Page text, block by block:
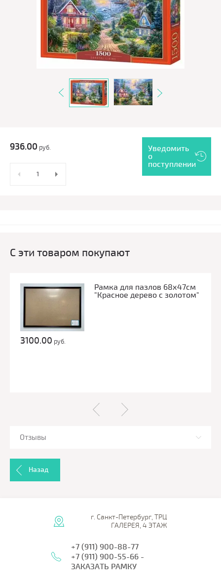
936.00 руб.
Уведомить
о
поступлении
С эти товаром покупают
Рамка для пазлов 68х47см
"Красное дерево с золотом"
3100.00 руб.
Отзывы
Назад
г. Санкт-Петербург, ТРЦ
ГАЛЕРЕЯ, 4 ЭТАЖ
+7 (911) 900-88-77
+7 (911) 900-55-66 -
ЗАКАЗАТЬ РАМКУ